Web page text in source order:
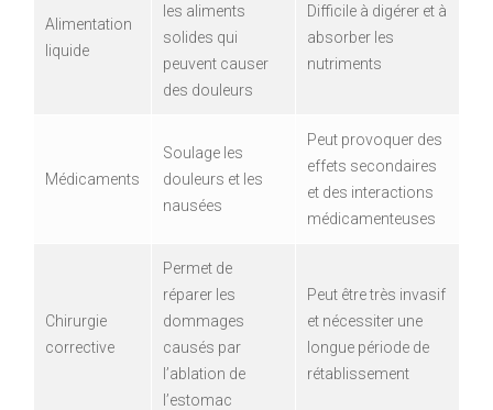
Alimentation
liquide
les aliments
solides qui
peuvent causer
des douleurs
Difficile à digérer et à
absorber les
nutriments
Médicaments
Soulage les
douleurs et les
nausées
Peut provoquer des
effets secondaires
et des interactions
médicamenteuses
Chirurgie
corrective
Permet de
réparer les
dommages
causés par
l’ablation de
l’estomac
Peut être très invasif
et nécessiter une
longue période de
rétablissement